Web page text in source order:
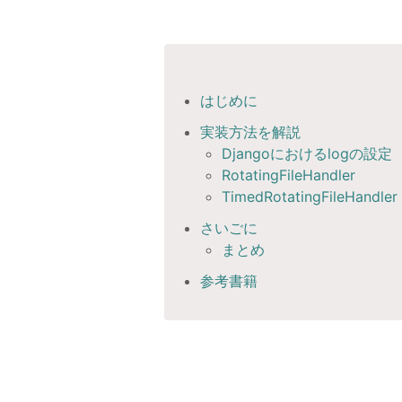
はじめに
実装方法を解説
Djangoにおけるlogの設定
RotatingFileHandler
TimedRotatingFileHandler
さいごに
まとめ
参考書籍